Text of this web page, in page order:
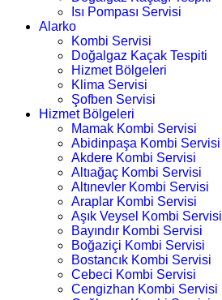
Isı Pompası Servisi
Alarko
Kombi Servisi
Doğalgaz Kaçak Tespiti
Hizmet Bölgeleri
Klima Servisi
Şofben Servisi
Hizmet Bölgeleri
Mamak Kombi Servisi
Abidinpaşa Kombi Servisi
Akdere Kombi Servisi
Altıağaç Kombi Servisi
Altınevler Kombi Servisi
Araplar Kombi Servisi
Aşık Veysel Kombi Servisi
Bayındır Kombi Servisi
Boğaziçi Kombi Servisi
Bostancık Kombi Servisi
Cebeci Kombi Servisi
Cengizhan Kombi Servisi